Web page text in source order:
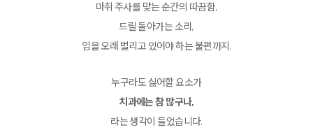
마취 주사를 맞는 순간의 따끔함,
드릴 돌아가는 소리,
입을 오래 벌리고 있어야 하는 불편까지.
누구라도 싫어할 요소가
치과에는 참 많구나,
라는 생각이 들었습니다.